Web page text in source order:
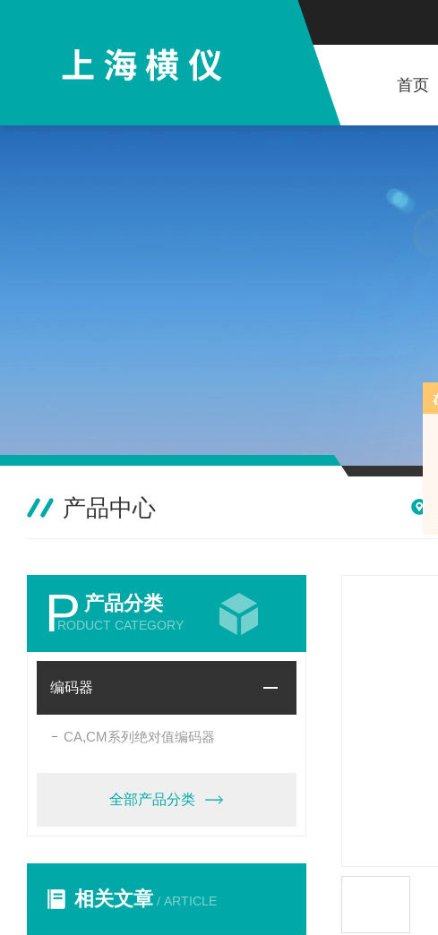
首页
产品中心
P 产品分类
RODUCT CATEGORY
编码器
CA,CM系列绝对值编码器
全部产品分类
相关文章 / ARTICLE